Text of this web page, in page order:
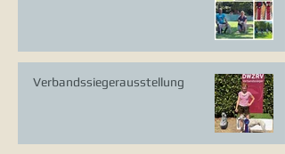
Verbandssiegerausstellung